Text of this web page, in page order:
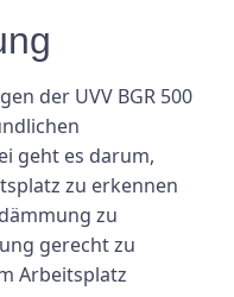
der UVV BGR 500
geht es darum,
zu erkennen
zu
gerecht zu
Arbeitsplatz